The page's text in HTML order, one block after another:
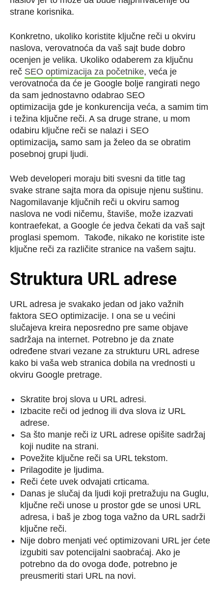
strane korisnika.
Konkretno, ukoliko koristite ključne reči u okviru
naslova, verovatnoća da vaš sajt bude dobro
ocenjen je velika. Ukoliko odaberem za ključnu
reč SEO optimizacija za početnike, veća je
verovatnoća da će je Google bolje rangirati nego
da sam jednostavno odabrao SEO
optimizacija gde je konkurencija veća, a samim tim
i težina ključne reči. A sa druge strane, u mom
odabiru ključne reči se nalazi i SEO
optimizacija, samo sam ja želeo da se obratim
posebnoj grupi ljudi.
Web developeri moraju biti svesni da title tag
svake strane sajta mora da opisuje njenu suštinu.
Nagomilavanje ključnih reči u okviru samog
naslova ne vodi ničemu, štaviše, može izazvati
kontraefekat, a Google će jedva čekati da vaš sajt
proglasi spemom. Takođe, nikako ne koristite iste
ključne reči za različite stranice na vašem sajtu.
Struktura URL adrese
URL adresa je svakako jedan od jako važnih
faktora SEO optimizacije. I ona se u većini
slučajeva kreira neposredno pre same objave
sadržaja na internet. Potrebno je da znate
određene stvari vezane za strukturu URL adrese
kako bi vaša web stranica dobila na vrednosti u
okviru Google pretrage.
Skratite broj slova u URL adresi.
Izbacite reči od jednog ili dva slova iz URL
adrese.
Sa što manje reči iz URL adrese opišite sadržaj
koji nudite na strani.
Povežite ključne reči sa URL tekstom.
Prilagodite je ljudima.
Reči ćete uvek odvajati crticama.
Danas je slučaj da ljudi koji pretražuju na Guglu,
ključne reči unose u prostor gde se unosi URL
adresa, i baš je zbog toga važno da URL sadrži
ključne reči.
Nije dobro menjati već optimizovani URL jer ćete
izgubiti sav potencijalni saobraćaj. Ako je
potrebno da do ovoga dođe, potrebno je
preusmeriti stari URL na novi.